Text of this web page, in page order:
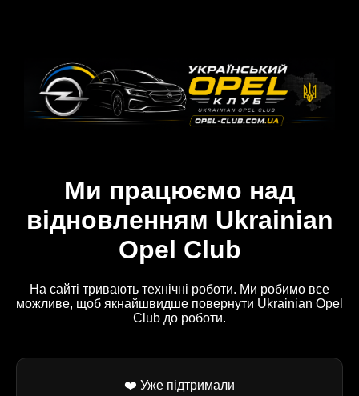
Ми працюємо над
відновленням Ukrainian
Opel Club
На сайті тривають технічні роботи. Ми робимо все
можливе, щоб якнайшвидше повернути Ukrainian Opel
Club до роботи.
❤️ Уже підтримали